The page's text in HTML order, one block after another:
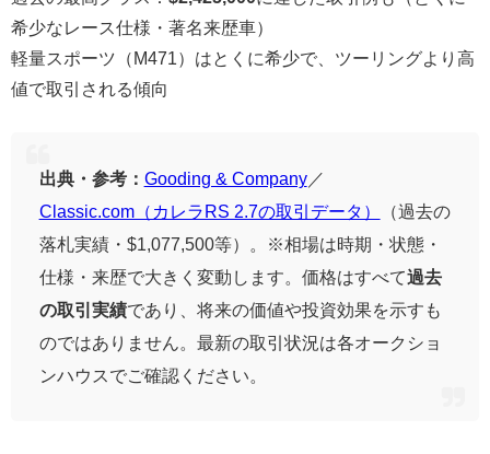
希少なレース仕様・著名来歴車）
軽量スポーツ（M471）はとくに希少で、ツーリングより高
値で取引される傾向
出典・参考： Gooding & Company／
Classic.com（カレラRS 2.7の取引データ）
（過去の
落札実績・$1,077,500等）。※相場は時期・状態・
仕様・来歴で大きく変動します。価格はすべて過去
の取引実績であり、将来の価値や投資効果を示すも
のではありません。最新の取引状況は各オークショ
ンハウスでご確認ください。